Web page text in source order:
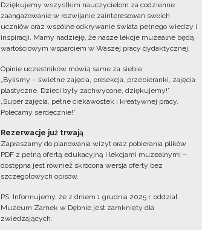
Dziękujemy wszystkim nauczycielom za codzienne
zaangażowanie w rozwijanie zainteresowań swoich
uczniów oraz wspólne odkrywanie świata pełnego wiedzy i
inspiracji. Mamy nadzieję, że nasze lekcje muzealne będą
wartościowym wsparciem w Waszej pracy dydaktycznej.
Opinie uczestników mówią same za siebie:
„Byliśmy – świetne zajęcia, prelekcja, przebieranki, zajęcia
plastyczne. Dzieci były zachwycone, dziękujemy!”
„Super zajęcia, pełne ciekawostek i kreatywnej pracy.
Polecamy serdecznie!”
Rezerwacje już trwają
Zapraszamy do planowania wizyt oraz pobierania plików
PDF z pełną ofertą edukacyjną i lekcjami muzealnymi –
dostępna jest również skrócona wersja oferty bez
szczegółowych opisów.
PS. Informujemy, że z dniem 1 grudnia 2025 r. oddział
Muzeum Zamek w Dębnie jest zamknięty dla
zwiedzających.